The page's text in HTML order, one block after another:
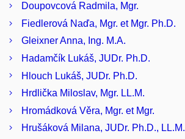
Doupovcová Radmila, Mgr.
Fiedlerová Naďa, Mgr. et Mgr. Ph.D.
Gleixner Anna, Ing. M.A.
Hadamčík Lukáš, JUDr. Ph.D.
Hlouch Lukáš, JUDr. Ph.D.
Hrdlička Miloslav, Mgr. LL.M.
Hromádková Věra, Mgr. et Mgr.
Hrušáková Milana, JUDr. Ph.D., LL.M.